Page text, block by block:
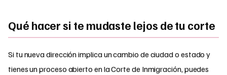
Qué hacer si te mudaste lejos de tu corte
Si tu nueva dirección implica un cambio de ciudad o estado y
tienes un proceso abierto en la Corte de Inmigración, puedes